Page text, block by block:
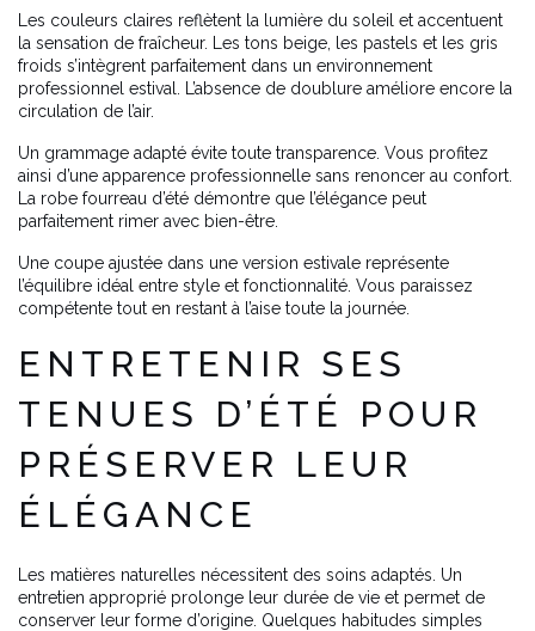
Les couleurs claires reflètent la lumière du soleil et accentuent
la sensation de fraîcheur. Les tons beige, les pastels et les gris
froids s’intègrent parfaitement dans un environnement
professionnel estival. L’absence de doublure améliore encore la
circulation de l’air.
Un grammage adapté évite toute transparence. Vous profitez
ainsi d’une apparence professionnelle sans renoncer au confort.
La robe fourreau d’été démontre que l’élégance peut
parfaitement rimer avec bien-être.
Une coupe ajustée dans une version estivale représente
l’équilibre idéal entre style et fonctionnalité. Vous paraissez
compétente tout en restant à l’aise toute la journée.
ENTRETENIR SES
TENUES D’ÉTÉ POUR
PRÉSERVER LEUR
ÉLÉGANCE
Les matières naturelles nécessitent des soins adaptés. Un
entretien approprié prolonge leur durée de vie et permet de
conserver leur forme d’origine. Quelques habitudes simples